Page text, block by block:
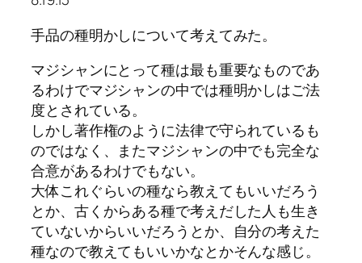
手品の種明かしについて考えてみた。
マジシャンにとって種は最も重要なものであ
るわけでマジシャンの中では種明かしはご法
度とされている。
しかし著作権のように法律で守られているも
のではなく、またマジシャンの中でも完全な
合意があるわけでもない。
大体これぐらいの種なら教えてもいいだろう
とか、古くからある種で考えだした人も生き
ていないからいいだろうとか、自分の考えた
種なので教えてもいいかなとかそんな感じ。